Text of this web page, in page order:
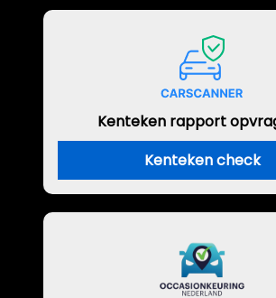
Kenteken rapport
Kenteken check